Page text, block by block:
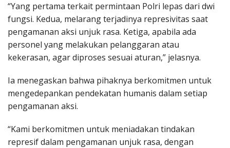
“Yang pertama terkait permintaan Polri lepas dari dwi
fungsi. Kedua, melarang terjadinya represivitas saat
pengamanan aksi unjuk rasa. Ketiga, apabila ada
personel yang melakukan pelanggaran atau
kekerasan, agar diproses sesuai aturan,” jelasnya.
Ia menegaskan bahwa pihaknya berkomitmen untuk
mengedepankan pendekatan humanis dalam setiap
pengamanan aksi.
“Kami berkomitmen untuk meniadakan tindakan
represif dalam pengamanan unjuk rasa, dengan